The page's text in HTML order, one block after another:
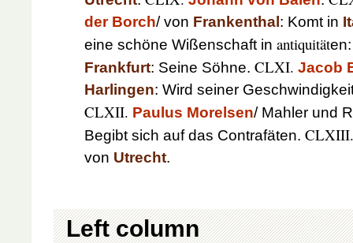
der Borch/ von Frankenthal : Komt in
eine schöne Wißenschaft in antiquität
Frankfurt: Seine Söhne. CLXI. Jacob
Harlingen: Wird seiner
CLXII. Paulus Morelsen/ Mahler und
Begibt sich auf das Contrafäten. CLXIII.
von Utrecht.
Left column